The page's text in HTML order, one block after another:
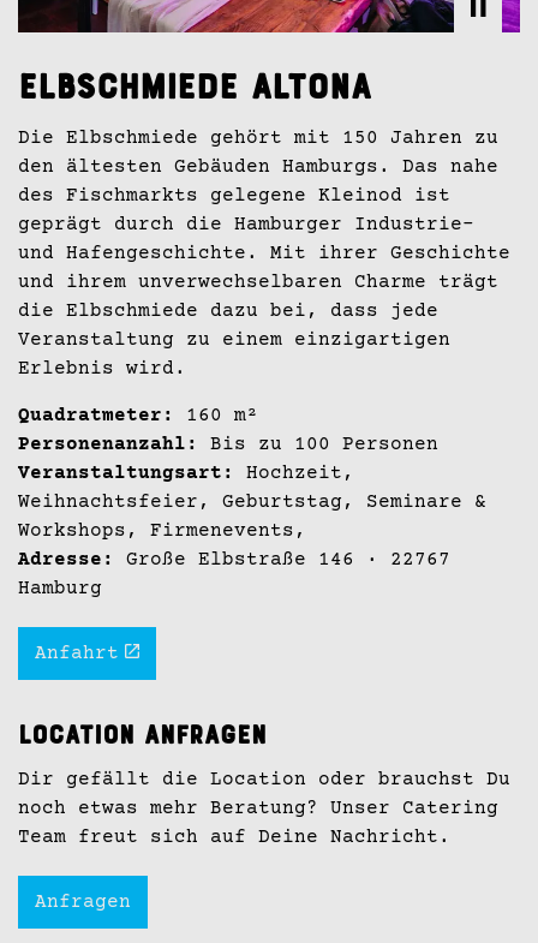
Elbschmiede Altona
Die Elbschmiede gehört mit 150 Jahren zu
den ältesten Gebäuden Hamburgs. Das nahe
des Fischmarkts gelegene Kleinod ist
geprägt durch die Hamburger Industrie-
und Hafengeschichte. Mit ihrer Geschichte
und ihrem unverwechselbaren Charme trägt
die Elbschmiede dazu bei, dass jede
Veranstaltung zu einem einzigartigen
Erlebnis wird.
Quadratmeter:
160 m²
Personenanzahl:
Bis zu 100 Personen
Veranstaltungsart:
Hochzeit,
Weihnachtsfeier, Geburtstag, Seminare &
Workshops, Firmenevents,
Adresse:
Große Elbstraße 146 · 22767
Hamburg
Anfahrt
Location anfragen
Dir gefällt die Location oder brauchst Du
noch etwas mehr Beratung? Unser Catering
Team freut sich auf Deine Nachricht.
Anfragen